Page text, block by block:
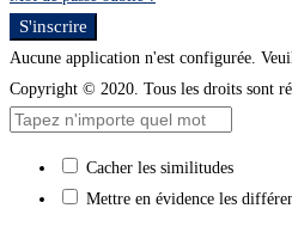
S'inscrire
Aucune application n'est configurée.
Copyright © 2020. Tous les droits sont
Cacher les similitudes
Mettre en évidence les